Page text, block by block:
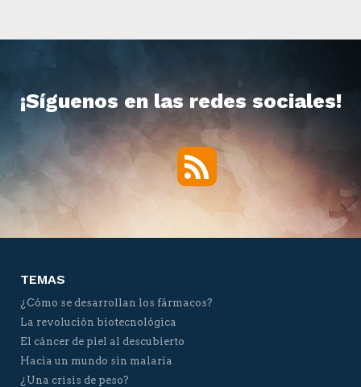
¡Síguenos en las redes sociales!
RSS
TEMAS
¿Cómo se desarrollan los fármacos?
La revolución biotecnológica
El cáncer de piel al descubierto
Hacia un mundo sin malaria
¿Una crisis de peso?